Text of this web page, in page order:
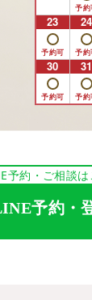
23 24
30 31
予約・ご相談は
予約・